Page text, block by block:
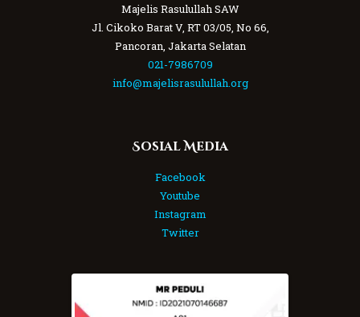
Majelis Rasulullah SAW
Jl. Cikoko Barat V, RT 03/05, No 66,
Pancoran, Jakarta Selatan
021-7986709
info@majelisrasulullah.org
Sosial Media
Facebook
Youtube
Instagram
Twitter